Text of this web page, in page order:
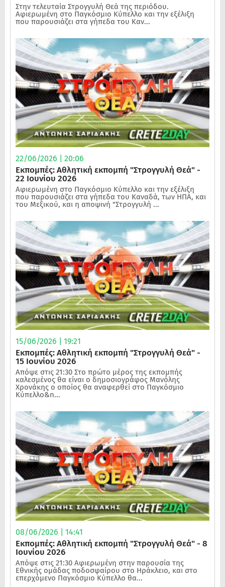
Στην τελευταία Στρογγυλή Θεά της περιόδου.
Αφιερωμένη στο Παγκόσμιο Κύπελλο και την εξέλιξη
που παρουσιάζει στα γήπεδα του Καν...
22/06/2026 | 20:06
Εκπομπές: Αθλητική εκπομπή "Στρογγυλή Θεά" -
22 Ιουνίου 2026
Αφιερωμένη στο Παγκόσμιο Κύπελλο και την εξέλιξη
που παρουσιάζει στα γήπεδα του Καναδά, των ΗΠΑ, και
του Μεξικού, και η αποψινή "Στρογγυλή ...
15/06/2026 | 19:21
Εκπομπές: Αθλητική εκπομπή "Στρογγυλή Θεά" -
15 Ιουνίου 2026
Απόψε στις 21:30 Στο πρώτο μέρος της εκπομπής
καλεσμένος θα είναι ο δημοσιογράφος Μανόλης
Χρονάκης ο οποίος θα αναφερθεί στο Παγκόσμιο
Κύπελλο&n...
08/06/2026 | 14:41
Εκπομπές: Αθλητική εκπομπή "Στρογγυλή Θεά" - 8
Ιουνίου 2026
Απόψε στις 21:30 Αφιερωμένη στην παρουσία της
Εθνικής ομάδας ποδοσφαίρου στο Ηράκλειο, και στο
επερχόμενο Παγκόσμιο Κύπελλο θα...